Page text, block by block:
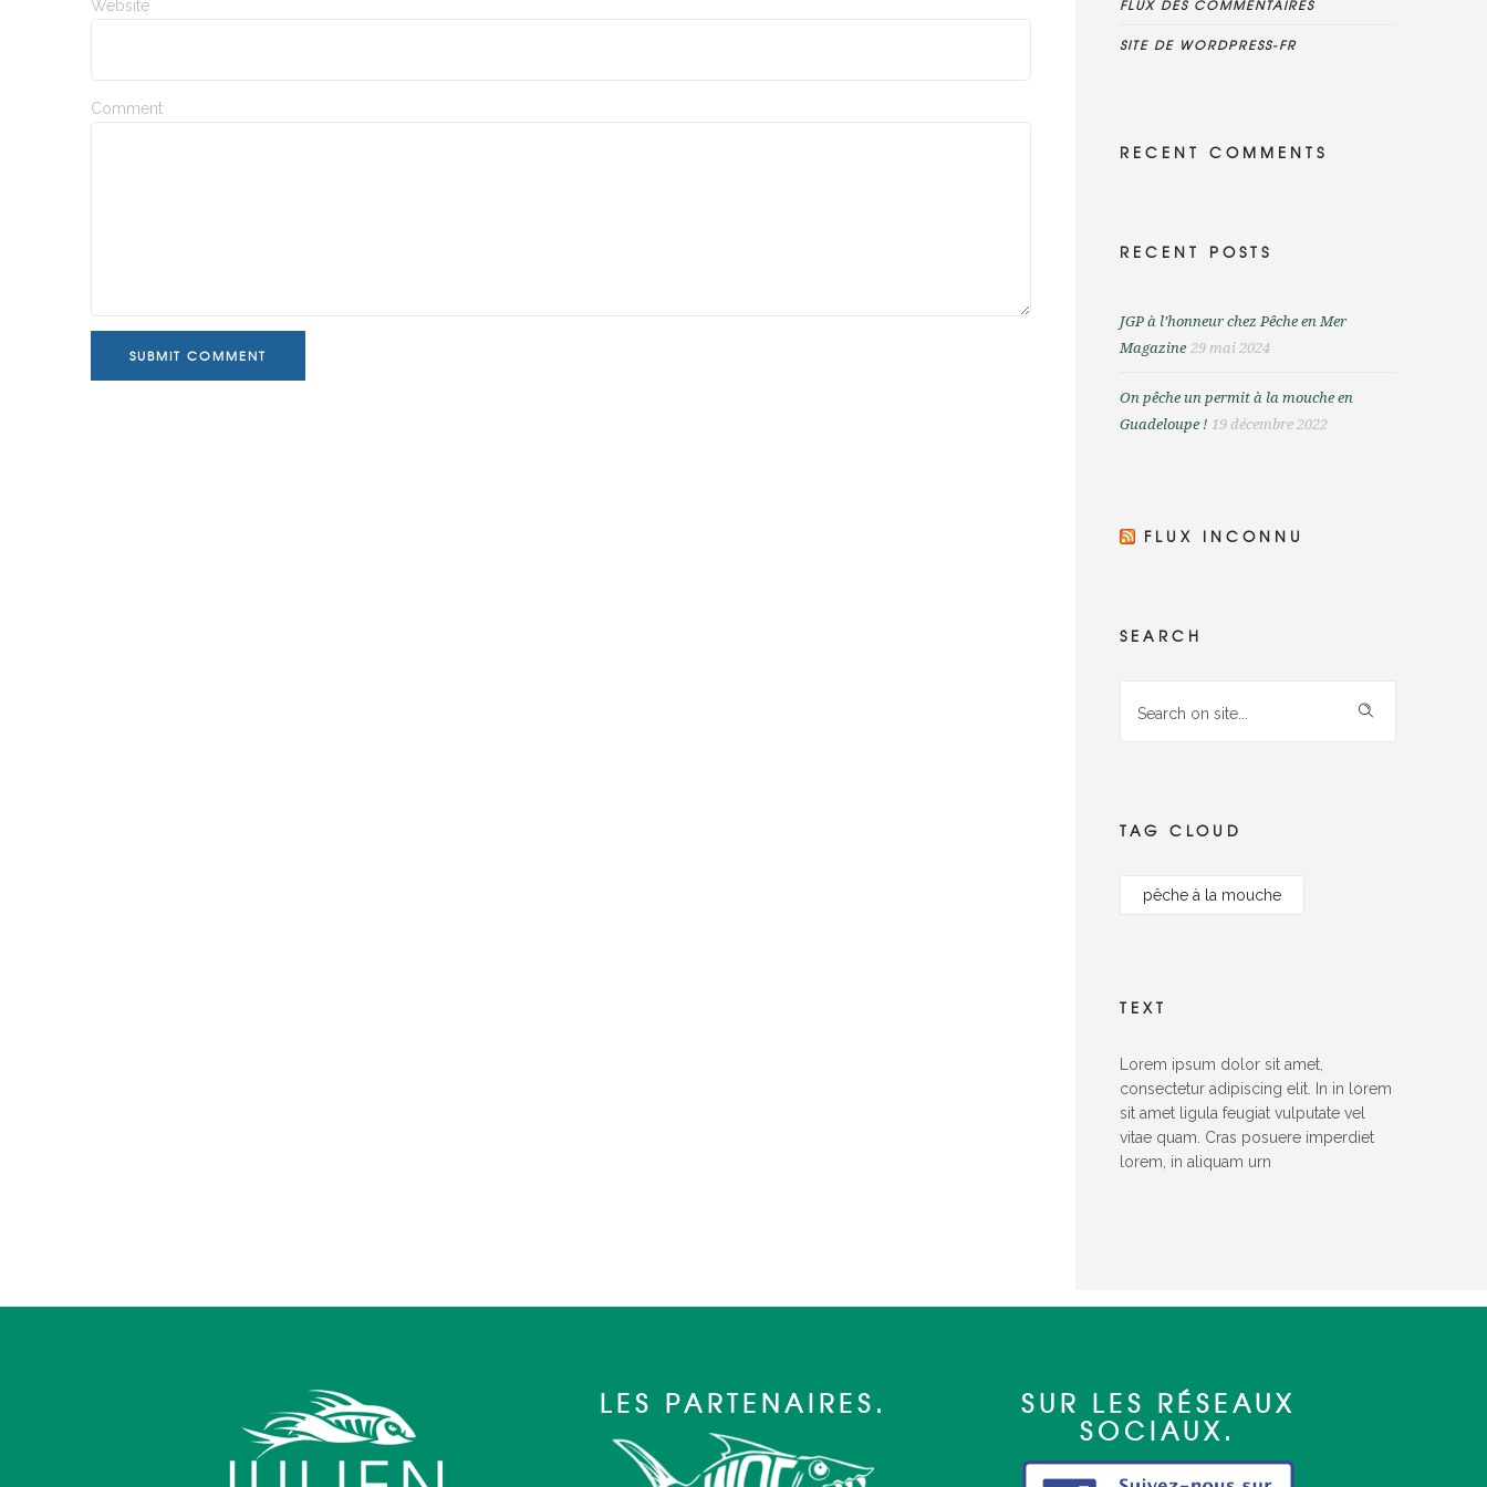
Website
Comment
SUBMIT COMMENT
FLUX DES COMMENTAIRES
SITE DE WORDPRESS-FR
RECENT COMMENTS
RECENT POSTS
JGP à l’honneur chez Pêche en Mer
Magazine 29 mai 2024
On pêche un permit à la mouche en
Guadeloupe ! 19 décembre 2022
FLUX INCONNU
SEARCH
TAG CLOUD
pêche à la mouche
TEXT
Lorem ipsum dolor sit amet,
consectetur adipiscing elit. In in lorem
sit amet ligula feugiat vulputate vel
vitae quam. Cras posuere imperdiet
lorem, in aliquam urn
LES PARTENAIRES. SUR LES RÉSEAUX
SOCIAUX.